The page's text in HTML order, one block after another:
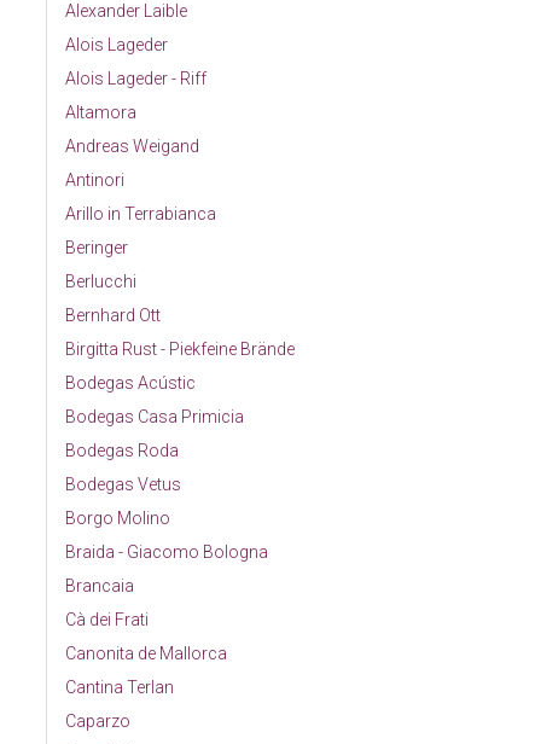
Alexander Laible
Alois Lageder
Alois Lageder - Riff
Altamora
Andreas Weigand
Antinori
Arillo in Terrabianca
Beringer
Berlucchi
Bernhard Ott
Birgitta Rust - Piekfeine Brände
Bodegas Acústic
Bodegas Casa Primicia
Bodegas Roda
Bodegas Vetus
Borgo Molino
Braida - Giacomo Bologna
Brancaia
Cà dei Frati
Canonita de Mallorca
Cantina Terlan
Caparzo